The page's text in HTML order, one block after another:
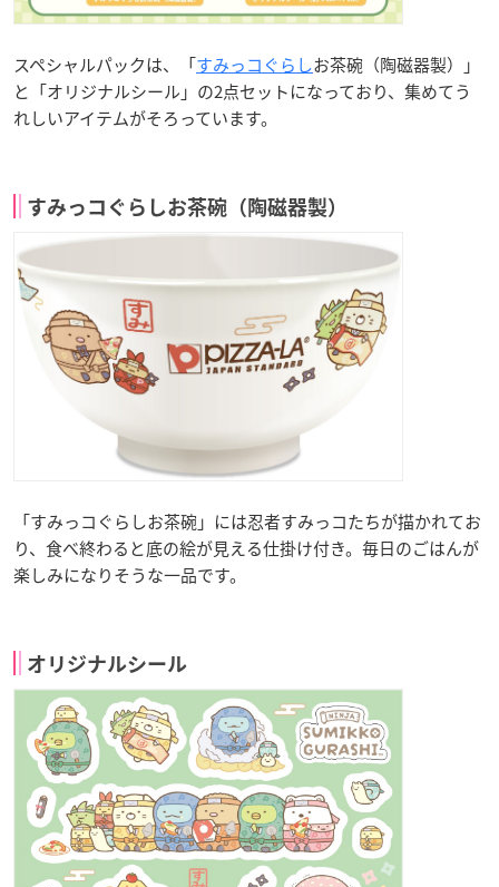
スペシャルパックは、「すみっコぐらしお茶碗（陶磁器製）」
と「オリジナルシール」の2点セットになっており、集めてう
れしいアイテムがそろっています。
すみっコぐらしお茶碗（陶磁器製）
「すみっコぐらしお茶碗」には忍者すみっコたちが描かれてお
り、食べ終わると底の絵が見える仕掛け付き。毎日のごはんが
楽しみになりそうな一品です。
オリジナルシール